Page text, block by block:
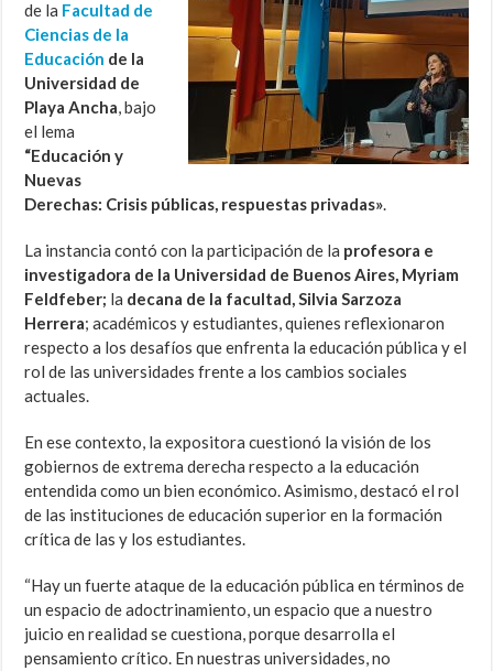
de la Facultad de
Ciencias de la
Educación de la
Universidad de
Playa Ancha, bajo
el lema
“Educación y
Nuevas
Derechas: Crisis públicas, respuestas privadas».
La instancia contó con la participación de la profesora e
investigadora de la Universidad de Buenos Aires, Myriam
Feldfeber; la decana de la facultad, Silvia Sarzoza
Herrera; académicos y estudiantes, quienes reflexionaron
respecto a los desafíos que enfrenta la educación pública y el
rol de las universidades frente a los cambios sociales
actuales.
En ese contexto, la expositora cuestionó la visión de los
gobiernos de extrema derecha respecto a la educación
entendida como un bien económico. Asimismo, destacó el rol
de las instituciones de educación superior en la formación
crítica de las y los estudiantes.
“Hay un fuerte ataque de la educación pública en términos de
un espacio de adoctrinamiento, un espacio que a nuestro
juicio en realidad se cuestiona, porque desarrolla el
pensamiento crítico. En nuestras universidades, no